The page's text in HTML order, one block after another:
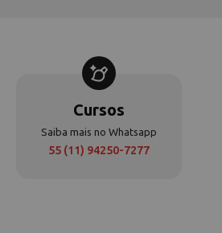
Cursos
Saiba mais no Whatsapp
55 (11) 94250-7277